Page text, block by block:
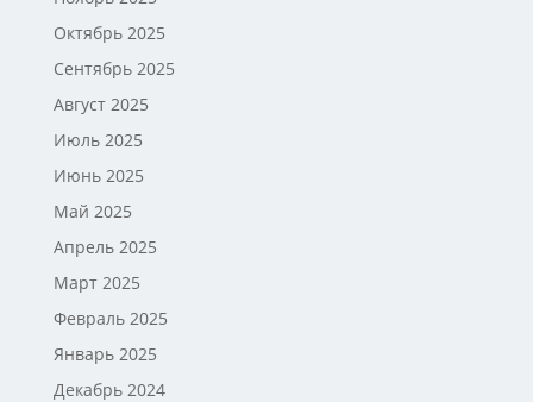
Октябрь 2025
Сентябрь 2025
Август 2025
Июль 2025
Июнь 2025
Май 2025
Апрель 2025
Март 2025
Февраль 2025
Январь 2025
Декабрь 2024